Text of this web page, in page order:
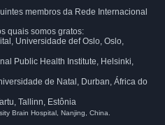
membros da Rede Internacional
quais somos gratos:
Universidade def Oslo, Oslo,
Public Health Institute, Helsinki,
de Natal, Durban, África do
Tallinn, Estônia
Brain Hospital, Nanjing, China.